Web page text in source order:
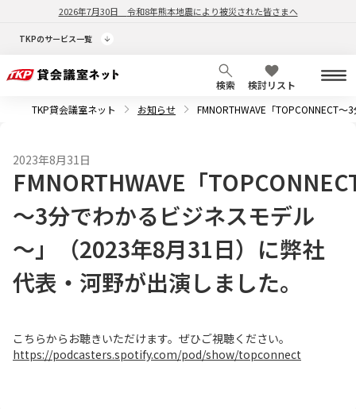
2026年7月30日 令和8年熊本地震により被災された皆さまへ
TKPのサービス一覧
検索
検討リスト
TKP貸会議室ネット
お知らせ FMNORTHWAVE「TOPCONNECT
2023年8月31日
FMNORTHWAVE「
～3分でわかるビジネスモデル
～」（2023年8月31日）に弊社
代表・河野が出演しました。
こちらからお聴きいただけます。ぜひご視聴ください。
https://podcasters.spotify.com/pod/show/topconnect